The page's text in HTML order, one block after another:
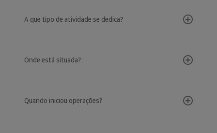
A que tipo de atividade se dedica?
Onde está situada?
Quando iniciou operações?